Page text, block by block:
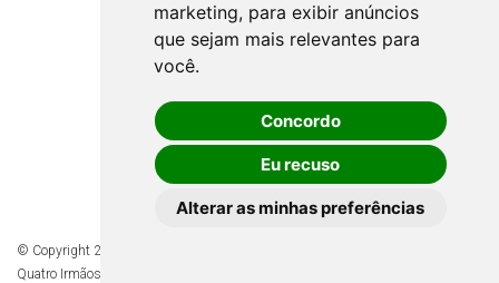
marketing, para exibir anúncios
que sejam mais relevantes para
você.
Concordo
Eu recuso
Alterar as minhas preferências
© Copyright 2026 - Todos os direitos reservados à Prefeitura de
Quatro Irmãos/RS